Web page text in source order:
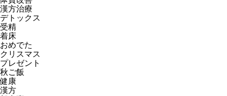
漢方治療
デトックス
受精
着床
おめでた
クリスマス
プレゼント
秋ご飯
健康
漢方